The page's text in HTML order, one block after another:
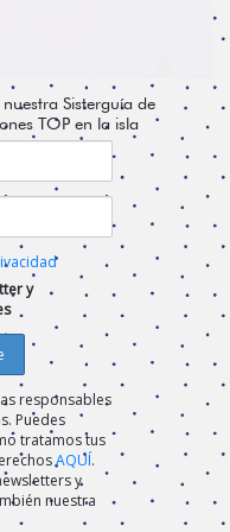
Sisterguía de
TOP en la isla
y
responsables
Puedes
tratamos tus
AQUÍ.
y
nuestra